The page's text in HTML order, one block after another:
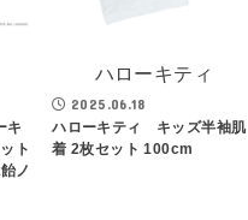
キ
ト
ノ
ハローキティ
2025.06.18
ハローキティ キッズ半袖肌
着 2枚セット 100cm